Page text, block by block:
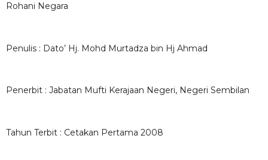
Rohani Negara
Penulis : Dato’ Hj. Mohd Murtadza bin Hj Ahmad
Penerbit : Jabatan Mufti Kerajaan Negeri, Negeri Sembilan
Tahun Terbit : Cetakan Pertama 2008